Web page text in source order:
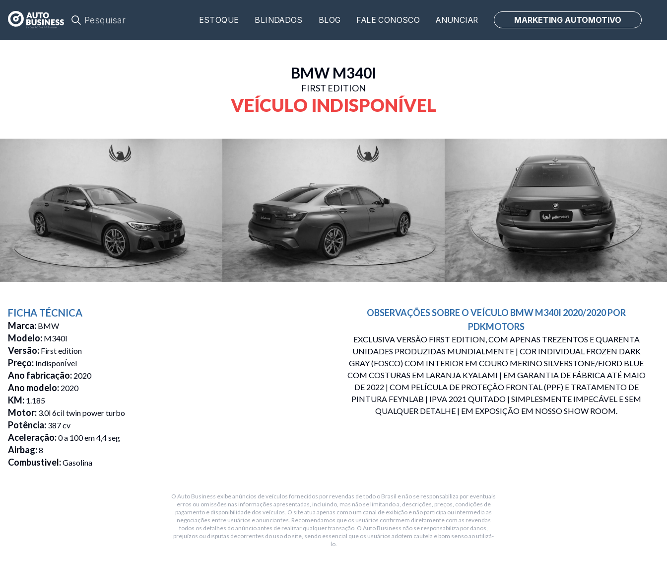
Pesquisar ESTOQUE BLINDADOS BLOG FALE CONOSCO ANUNCIAR MARKETING AUTOMOTIVO
BMW M340I
FIRST EDITION
VEÍCULO INDISPONÍVEL
FICHA TÉCNICA
Marca: BMW
Modelo: M340I
Versão: First edition
Preço: IndisponÍvel
Ano fabricação: 2020
Ano modelo: 2020
KM: 1.185
Motor: 3.0l 6cil twin power turbo
Potência: 387 cv
Aceleração:0 a 100 em 4,4 seg
Airbag:8
Combustivel:Gasolina
OBSERVAÇÕES SOBRE O VEÍCULO BMWM340I 2020/2020POR
PDKMOTORS
EXCLUSIVA VERSÃO FIRST EDITION, COM APENAS TREZENTOS E QUARENTA
UNIDADES PRODUZIDAS MUNDIALMENTE | COR INDIVIDUAL FROZEN DARK
GRAY (FOSCO) COM INTERIOR EM COURO MERINO SILVERSTONE/FJORD BLUE
COM COSTURAS EM LARANJA KYALAMI | EM GARANTIA DE FÁBRICA ATÉ MAIO
DE 2022 | COM PELÍCULA DE PROTEÇÃO FRONTAL (PPF) E TRATAMENTO DE
PINTURA FEYNLAB | IPVA 2021 QUITADO | SIMPLESMENTE IMPECÁVEL E SEM
QUALQUER DETALHE | EM EXPOSIÇÃO EM NOSSO SHOW ROOM.
O Auto Business exibe anúncios de veículos fornecidos por revendas de todo o Brasil e não se responsabiliza por eventuais
erros ou omissões nas informações apresentadas, incluindo, mas não se limitando a, descrições, preços, condições de
pagamento e disponibilidade dos veículos. O site atua apenas como um canal de exibição e não participa ou intermedia as
negociações entre usuários e anunciantes. Recomendamos que os usuários confirmem diretamente com as revendas
todos os detalhes do anúncio antes de realizar qualquer transação. O Auto Business não se responsabiliza por danos,
prejuízos ou disputas decorrentes do uso do site, sendo essencial que os usuários adotem cautela e bom senso ao utilizá-
lo.